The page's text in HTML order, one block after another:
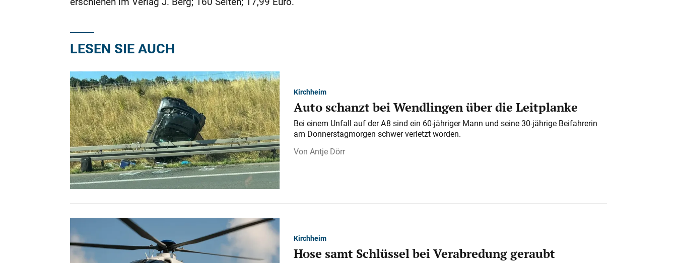
LESEN SIE AUCH
Kirchheim
Auto schanzt bei Wendlingen über die Leitplanke
Bei einem Unfall auf der A 8 sind ein 60-jähriger Mann und seine 30-jährige Beifahrerin
am Donnerstagmorgen schwer verletzt worden.
Antje Dörr
Kirchheim
Hose samt Schlüssel bei Verabredung geraubt